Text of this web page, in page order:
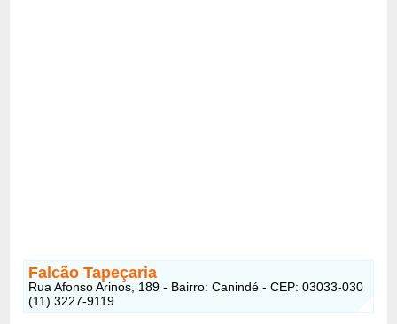
Falcão Tapeçaria
Rua Afonso Arinos, 189 - Bairro: Canindé - CEP: 03033-030
(11) 3227-9119